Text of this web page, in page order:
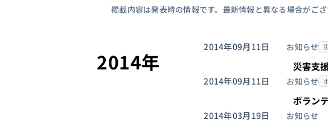
#AI #ビジネスパートナー #組込み
掲載内容は発表時の情報です。最新情報と異なる場合がござ
2014年
2014年09月11日 お知らせ
災害支
2014年09月11日 お知らせ
ボラン
2014年03月19日 お知らせ